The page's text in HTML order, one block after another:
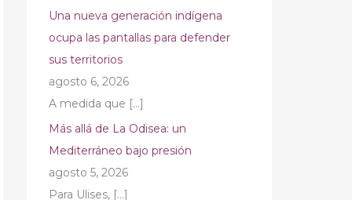
Una nueva generación indígena
ocupa las pantallas para defender
sus territorios
agosto 6, 2026
A medida que […]
Más allá de La Odisea: un
Mediterráneo bajo presión
agosto 5, 2026
Para Ulises, […]